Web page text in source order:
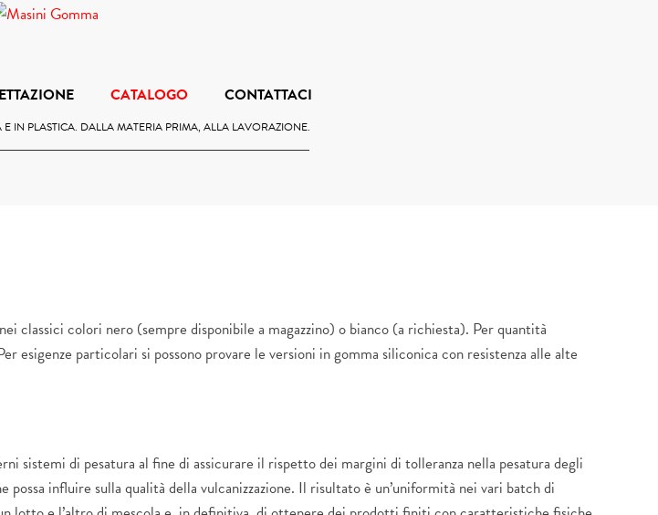
CATALOGO CONTATTACI
IN PLASTICA. DALLA MATERIA PRIMA, ALLA LAVORAZIONE.
classici colori nero (sempre disponibile a magazzino) o bianco (a richiesta). Per quantità
particolari si possono provare le versioni in gomma siliconica con resistenza alle alte
sistemi di pesatura al fine di assicurare il rispetto dei margini di tolleranza nella pesatura degli
influire sulla qualità della vulcanizzazione. Il risultato è un’uniformità nei vari batch di